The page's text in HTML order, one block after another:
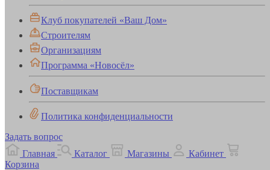
Клуб покупателей «Ваш Дом»
Строителям
Организациям
Программа «Новосёл»
Поставщикам
Политика конфиденциальности
Задать вопрос
Главная
Каталог Магазины
Кабинет
Корзина